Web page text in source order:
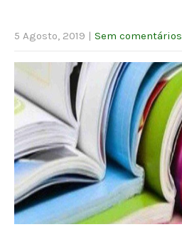
5 Agosto, 2019 | Sem comentários